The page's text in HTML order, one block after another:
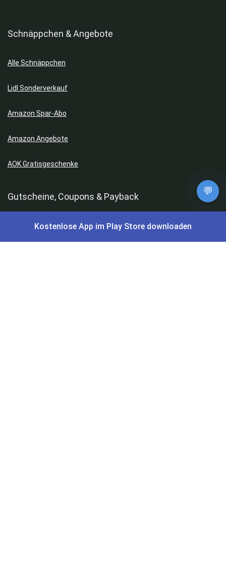
Schnäppchen & Angebote
Alle Schnäppchen
Lidl Sonderverkauf
Amazon Spar-Abo
Amazon Angebote
AOK Gratisgeschenke
Gutscheine, Coupons & Payback
Coupons & Gutscheine
💬
Kostenlose App im Play Store downloaden